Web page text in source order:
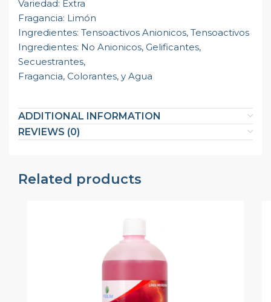
Variedad: Extra
Fragancia: Limón
Ingredientes: Tensoactivos Anionicos, Tensoactivos
Ingredientes: No Anionicos, Gelificantes,
Secuestrantes,
Fragancia, Colorantes, y Agua
ADDITIONAL INFORMATION
REVIEWS (0)
Related products